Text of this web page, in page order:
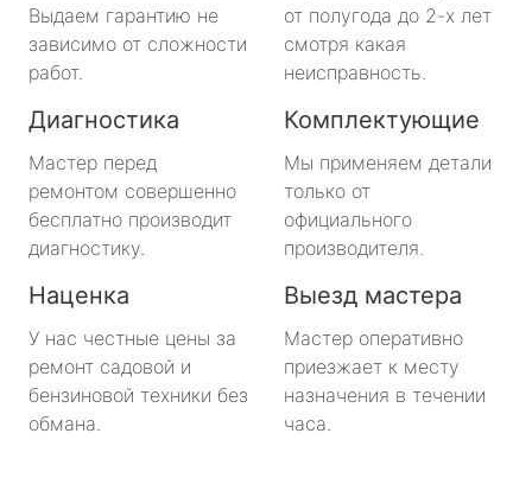
Выдаем гарантию не
зависимо от сложности
работ.
от полугода до 2-х лет
смотря какая
неисправность.
Диагностика
Мастер перед
ремонтом совершенно
бесплатно производит
диагностику.
Комплектующие
Мы применяем детали
только от
официального
производителя.
Наценка
У нас честные цены за
ремонт садовой и
бензиновой техники без
обмана.
Выезд мастера
Мастер оперативно
приезжает к месту
назначения в течении
часа.